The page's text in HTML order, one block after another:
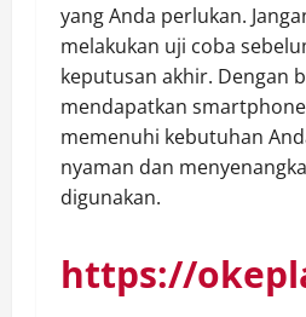
yang Anda perlukan.
melakukan uji coba
keputusan akhir. Dengan
mendapatkan
memenuhi kebutuhan
nyaman dan
digunakan.
https://